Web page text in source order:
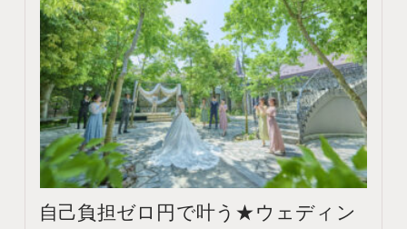
自己負担ゼロ円で叶う★ウェディン